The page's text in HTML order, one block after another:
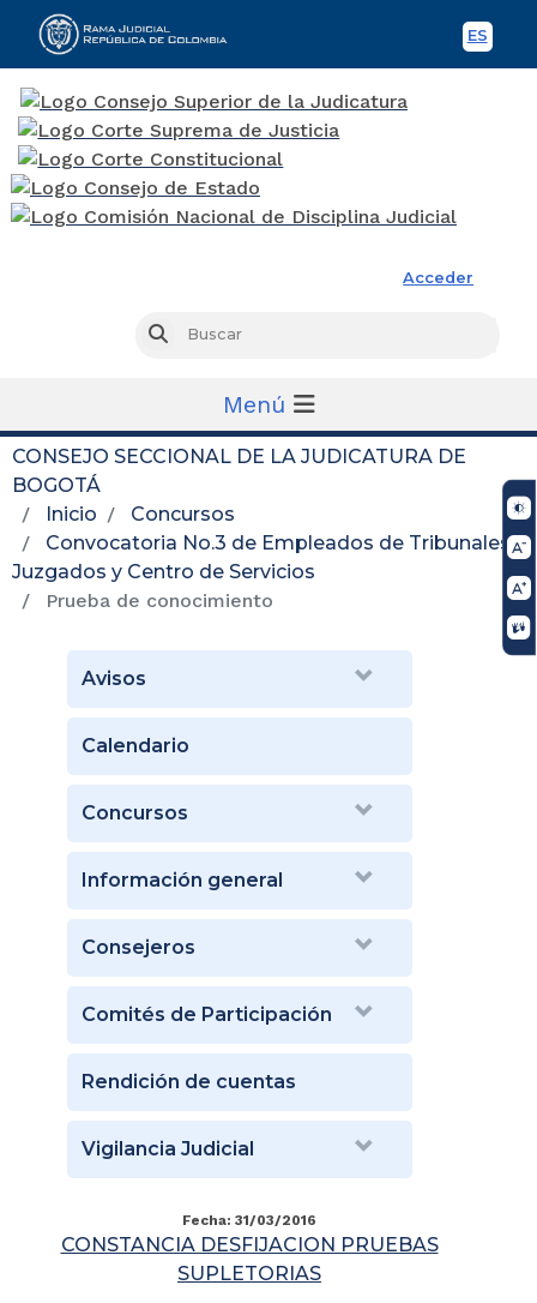
ES
Acceder
Buscar
Menú
CONSEJO SECCIONAL DE LA JUDICATURA DE
BOGOTÁ
Inicio
Concursos
Convocatoria No.3 de Empleados de Tribunales,
Juzgados y Centro de Servicios
Prueba de conocimiento
Avisos
Calendario
Concursos
Información general
Consejeros
Comités de Participación
Rendición de cuentas
Vigilancia Judicial
Fecha: 31/03/2016
CONSTANCIA DESFIJACION PRUEBAS
SUPLETORIAS